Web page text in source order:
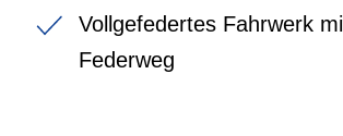
Vollgefedertes Fahrwerk
Federweg